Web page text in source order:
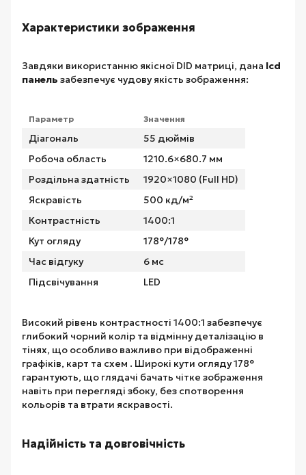
Характеристики зображення
Завдяки використанню якісної DID матриці, дана lcd
панель забезпечує чудову якість зображення:
Параметр Значення
Діагональ
55 дюймів
Робоча область
1210.6×680.7 мм
Роздільна здатність
1920×1080 (Full HD)
Яскравість
500 кд/м²
Контрастність
1400:1
Кут огляду
178°/178°
Час відгуку
6 мс
Підсвічування
LED
Високий рівень контрастності 1400:1 забезпечує
глибокий чорний колір та відмінну деталізацію в
тінях, що особливо важливо при відображенні
графіків, карт та схем . Широкі кути огляду 178°
гарантують, що глядачі бачать чітке зображення
навіть при перегляді збоку, без спотворення
кольорів та втрати яскравості.
Надійність та довговічність